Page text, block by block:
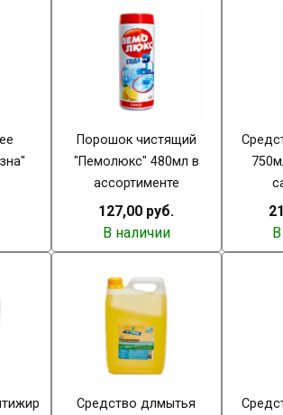
Порошок чистящий
"Пемолюкс" 480мл в
ассортименте
127,00 руб.
В наличии
Средство длмытья